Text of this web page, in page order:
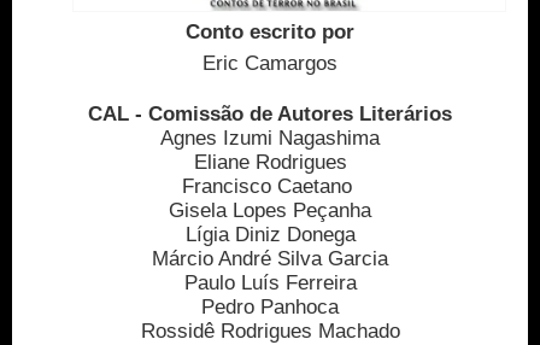
Conto escrito por
Eric Camargos
CAL - Comissão de Autores Literários
Agnes Izumi Nagashima
Eliane Rodrigues
Francisco Caetano
Gisela Lopes Peçanha
Lígia Diniz Donega
Márcio André Silva Garcia
Paulo Luís Ferreira
Pedro Panhoca
Rossidê Rodrigues Machado